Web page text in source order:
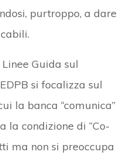
purtroppo, a dare
Guida sul
si focalizza sul
la banca “comunica”
la condizione di “Co-
ma non si preoccupa